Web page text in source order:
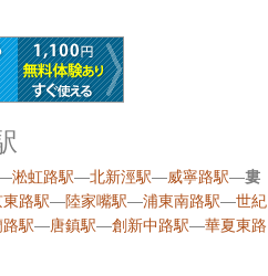
淞虹路駅―北新涇駅―威寧路駅―婁
路駅―陸家嘴駅―浦東南路駅―世紀
駅―唐鎮駅―創新中路駅―華夏東路